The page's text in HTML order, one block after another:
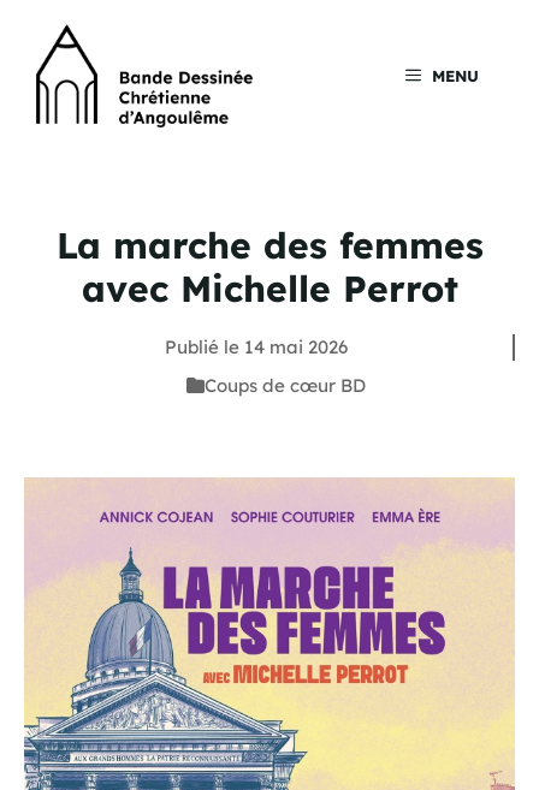
contenu
MENU
La marche des femmes
avec Michelle Perrot
Publié le 14 mai 2026
Coups de cœur BD